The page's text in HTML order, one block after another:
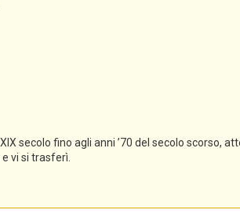
secolo fino agli anni ’70 del secolo scorso,
vi si trasferì.